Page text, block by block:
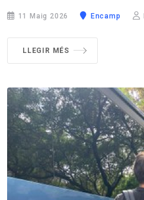
11 Maig 2026 Encamp
LLEGIR MÉS